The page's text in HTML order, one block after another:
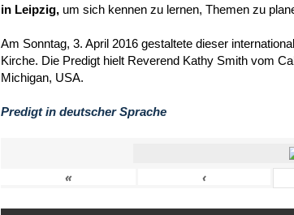
in Leipzig, um sich kennen zu lernen, Themen zu
Am Sonntag, 3. April 2016 gestaltete dieser
Kirche. Die Predigt hielt Reverend Kathy Smith vom
Michigan, USA.
Predigt in deutscher Sprache
« ‹